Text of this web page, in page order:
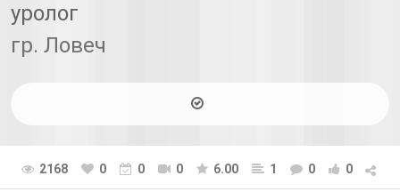
уролог
гр. Ловеч
2168 0 0 0 6.00 1 0 0